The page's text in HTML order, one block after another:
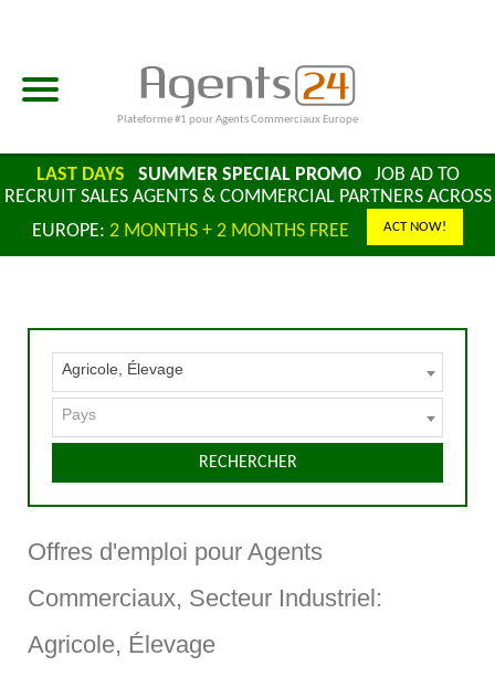
Plateforme #1 pour Agents Commerciaux Europe
LAST DAYS SUMMER SPECIAL PROMOJOB AD TO
RECRUIT SALES AGENTS & COMMERCIAL PARTNERS ACROSS
EUROPE: 2 MONTHS + 2 MONTHS FREE ACT NOW!
Agricole, Élevage
Pays
RECHERCHER
Offres d'emploi pour Agents
Commerciaux, Secteur Industriel:
Agricole, Élevage